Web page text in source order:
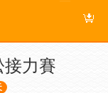
接力賽